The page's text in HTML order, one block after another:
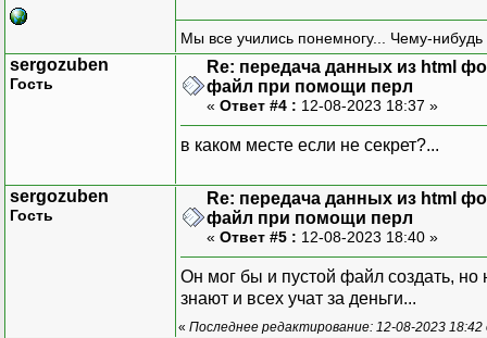
Мы все учились понемногу... Чему-нибудь
sergozuben
Гость
Re: передача данных из html
файл при помощи перл
« Ответ #4 : 12-08-2023 18:37 »
в каком месте если не секрет?...
sergozuben
Гость
Re: передача данных из html
файл при помощи перл
« Ответ #5 : 12-08-2023 18:40 »
Он мог бы и пустой файл создать, но
знают и всех учат за деньги...
« Последнее редактирование: 12-08-2023